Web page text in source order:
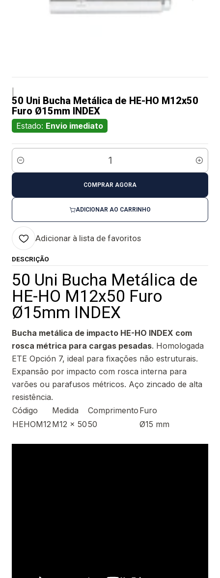
50 Uni Bucha Metálica de HE-HO M12x50
Furo Ø15mm INDEX
Estado: Envio imediato
Quantidade
ADICIONAR AO CARRINHO
COMPRAR AGORA
Adicionar à lista de favoritos
DESCRIÇÃO
50 Uni Bucha Metálica de
HE-HO M12x50 Furo
Ø15mm INDEX
Bucha metálica de impacto HE-HO INDEX com
rosca métrica para cargas pesadas. Homologada
ETE Opción 7, ideal para fixações não estruturais.
Expansão por impacto com rosca interna para
varões ou parafusos métricos. Aço zincado de alta
resistência.
Código
Medida Comprimento Furo
HEHOM12 M12 x 5050 Ø15 mm